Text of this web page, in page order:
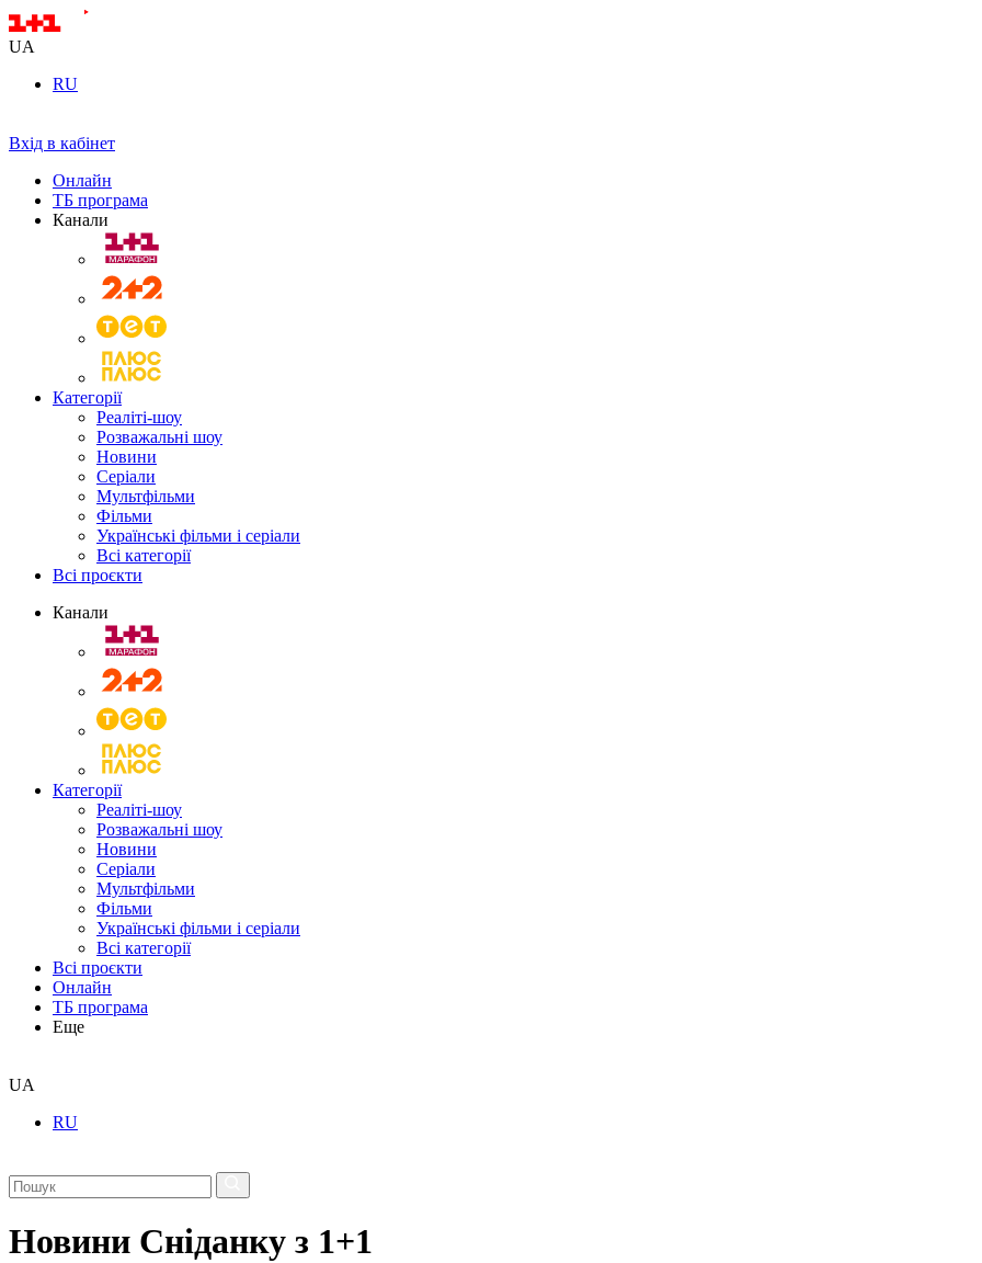
UA
RU
Вхід в кабінет
Онлайн
ТБ програма
Канали
Категорії
Реаліті-шоу
Розважальні шоу
Новини
Серіали
Мультфільми
Фільми
Українські фільми і серіали
Всі категорії
Всі проєкти
Канали
Категорії
Реаліті-шоу
Розважальні шоу
Новини
Серіали
Мультфільми
Фільми
Українські фільми і серіали
Всі категорії
Всі проєкти
Онлайн
ТБ програма
Еще
UA
RU
Новини Сніданку з 1+1